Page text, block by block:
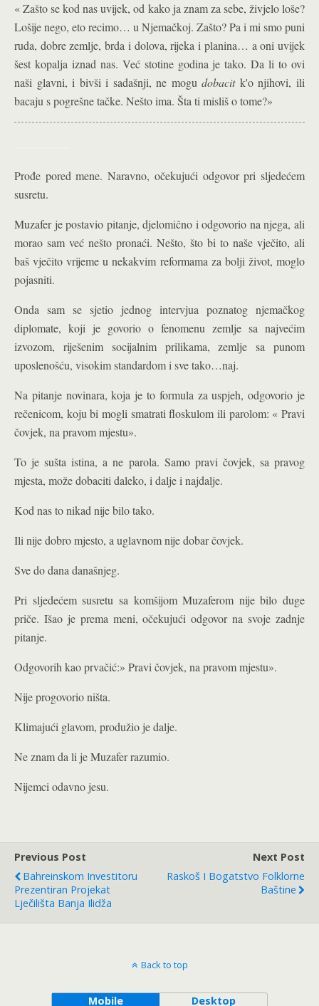
« Zašto se kod nas uvijek, od kako ja znam za sebe, živjelo loše?
Lošije nego, eto recimo… u Njemačkoj. Zašto? Pa i mi smo puni
ruda, dobre zemlje, brda i dolova, rijeka i planina… a oni uvijek
šest kopalja iznad nas. Već stotine godina je tako. Da li to ovi
naši glavni, i bivši i sadašnji, ne mogudobacitk'o njihovi, ili
bacaju s pogrešne tačke. Nešto ima. Šta ti misliš o tome?»
Prođe pored mene. Naravno, očekujući odgovor pri sljedećem
susretu.
Muzafer je postavio pitanje, djelomično i odgovorio na njega, ali
morao sam već nešto pronaći. Nešto, što bi to naše vječito, ali
baš vječito vrijeme u nekakvim reformama za bolji život, moglo
pojasniti.
Onda sam se sjetio jednog intervjua poznatog njemačkog
diplomate, koji je govorio o fenomenu zemlje sa najvećim
izvozom, riješenim socijalnim prilikama, zemlje sa punom
uposlenošću, visokim standardom i sve tako…naj.
Na pitanje novinara, koja je to formula za uspjeh, odgovorio je
rečenicom, koju bi mogli smatrati floskulom ili parolom: « Pravi
čovjek, na pravom mjestu».
To je sušta istina, a ne parola. Samo pravi čovjek, sa pravog
mjesta, može dobaciti daleko, i dalje i najdalje.
Kod nas to nikad nije bilo tako.
Ili nije dobro mjesto, a uglavnom nije dobar čovjek.
Sve do dana današnjeg.
Pri sljedećem susretu sa komšijom Muzaferom nije bilo duge
priče. Išao je prema meni, očekujući odgovor na svoje zadnje
pitanje.
Odgovorih kao prvačić:» Pravi čovjek, na pravom mjestu».
Nije progovorio ništa.
Klimajući glavom, produžio je dalje.
Ne znam da li je Muzafer razumio.
Nijemci odavno jesu.
Previous Post
Bahreinskom Investitoru
Prezentiran Projekat
Lječilišta Banja Ilidža
Next Post
Raskoš I Bogatstvo Folklorne
Baštine
Back to top
Mobile Desktop